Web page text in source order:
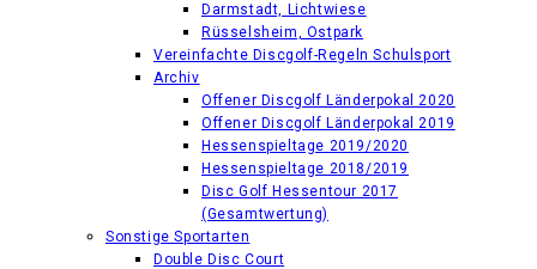
Darmstadt, Lichtwiese
Rüsselsheim, Ostpark
Vereinfachte Discgolf-Regeln Schulsport
Archiv
Offener Discgolf Länderpokal 2020
Offener Discgolf Länderpokal 2019
Hessenspieltage 2019/2020
Hessenspieltage 2018/2019
Disc Golf Hessentour 2017
(Gesamtwertung)
Sonstige Sportarten
Double Disc Court